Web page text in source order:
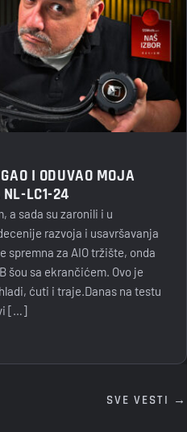
I ODUVAO MOJA
NL-LC1-24
a sada su zaronili i u
razvoja i usavršavanja
spremna za AIO tržište, onda
šou sa ekrančićem. Ovo je
ćuti i traje.Danas na testu
[…]
SVE VESTI →